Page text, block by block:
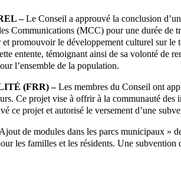
–Le Conseil a approuvé la conclusion
Communications (MCC) pour une durée de
et promouvoir le développement culturel sur
entente, témoignant ainsi de sa volonté de
l’ensemble de la population.
(FRR) –Les membres du Conseil ont
Ce projet vise à offrir à la communauté des
ce projet et autorisé le versement d’une
de modules dans les parcs municipaux »
les familles et les résidents. Une subvention